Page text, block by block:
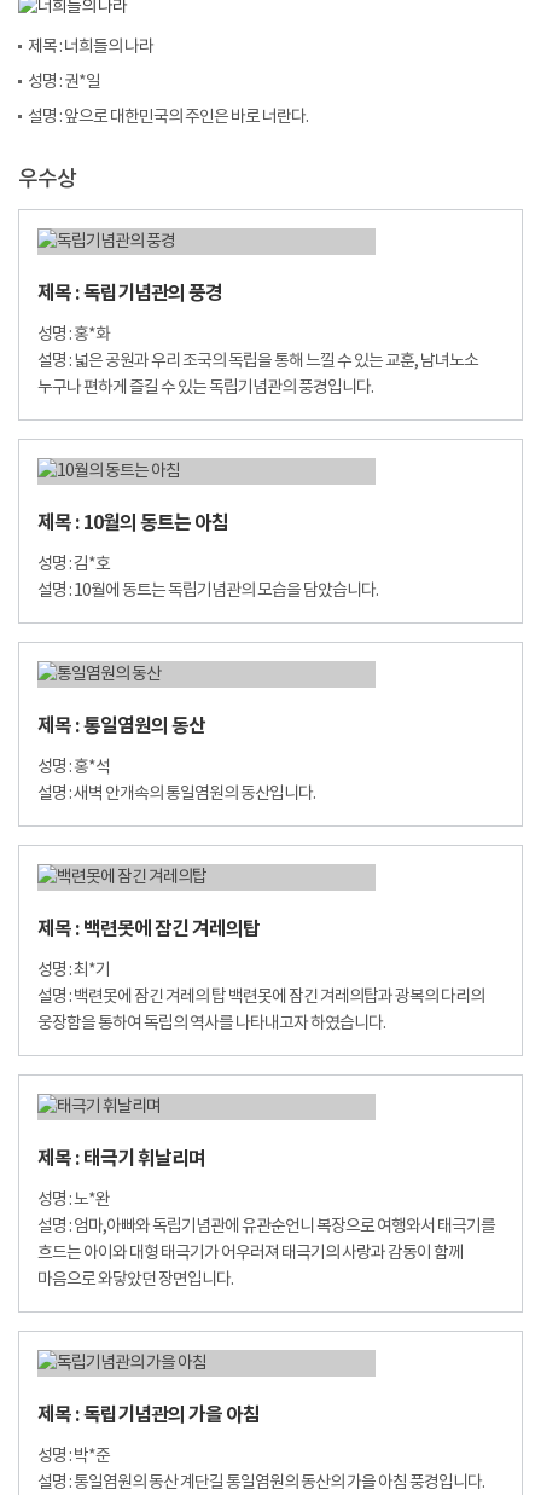
제목 : 너희들의 나라
성명 : 권*일
설명 : 앞으로 대한민국의 주인은 바로 너란다.
우수상
제목 : 독립기념관의 풍경
성명 : 홍*화
설명 : 넓은 공원과 우리 조국의 독립을 통해 느낄 수 있는 교훈, 남녀노소
누구나 편하게 즐길 수 있는 독립기념관의 풍경입니다.
제목 : 10월의 동트는 아침
성명 : 김*호
설명 : 10월에 동트는 독립기념관의 모습을 담았습니다.
제목 : 통일염원의 동산
성명 : 홍*석
설명 : 새벽 안개속의 통일염원의 동산입니다.
제목 : 백련못에 잠긴 겨레의탑
성명 : 최*기
설명 : 백련못에 잠긴 겨레의 탑 백련못에 잠긴 겨레의탑과 광복의 다리의
웅장함을 통하여 독립의 역사를 나타내고자 하였습니다.
제목 : 태극기 휘날리며
성명 : 노*완
설명 : 엄마,아빠와 독립기념관에 유관순언니 복장으로 여행와서 태극기를
흐드는 아이와 대형 태극기가 어우러져 태극기의 사랑과 감동이 함께
마음으로 와닿았던 장면입니다.
제목 : 독립기념관의 가을 아침
성명 : 박*준
설명 : 통일염원의 동산 계단길 통일염원의 동산의 가을 아침 풍경입니다.